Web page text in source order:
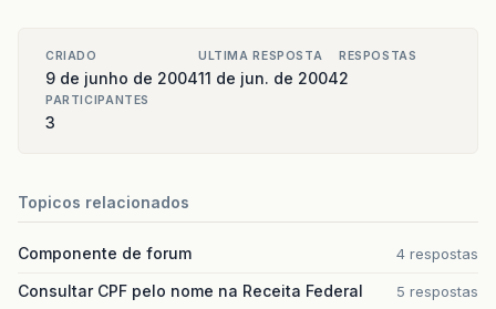
CRIADO
9 de junho de 2004
ULTIMA RESPOSTA
11 de jun. de 2004
RESPOSTAS
2
PARTICIPANTES
3
Topicos relacionados
Componente de forum 4 respostas
Consultar CPF pelo nome na Receita Federal 5 respostas